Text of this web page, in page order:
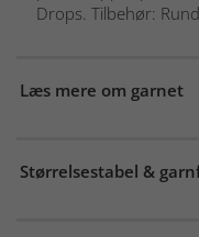
Drops. Tilbehør:
Læs mere om garnet
Størrelsestabel &